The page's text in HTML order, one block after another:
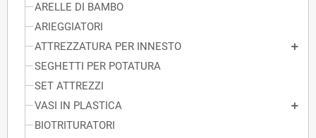
ARELLE DI BAMBO
ARIEGGIATORI
ATTREZZATURA PER INNESTO
SEGHETTI PER POTATURA
SET ATTREZZI
VASI IN PLASTICA
BIOTRITURATORI